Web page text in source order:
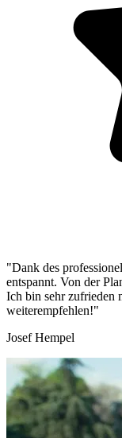
"Dank des
entspannt. Von der
Ich bin sehr zufrieden
weiterempfehlen!"
Josef Hempel